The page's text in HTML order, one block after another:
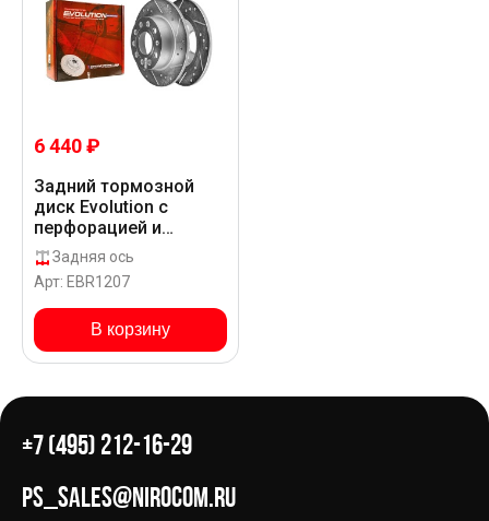
6 440 ₽
Задний тормозной
диск Evolution с
перфорацией и
насечками, в
покрытии GEOMET для
Audi RS4 8D5
Задняя ось
Арт: EBR1207
В корзину
+7 (495) 212-16-29
ps_sales@nirocom.ru